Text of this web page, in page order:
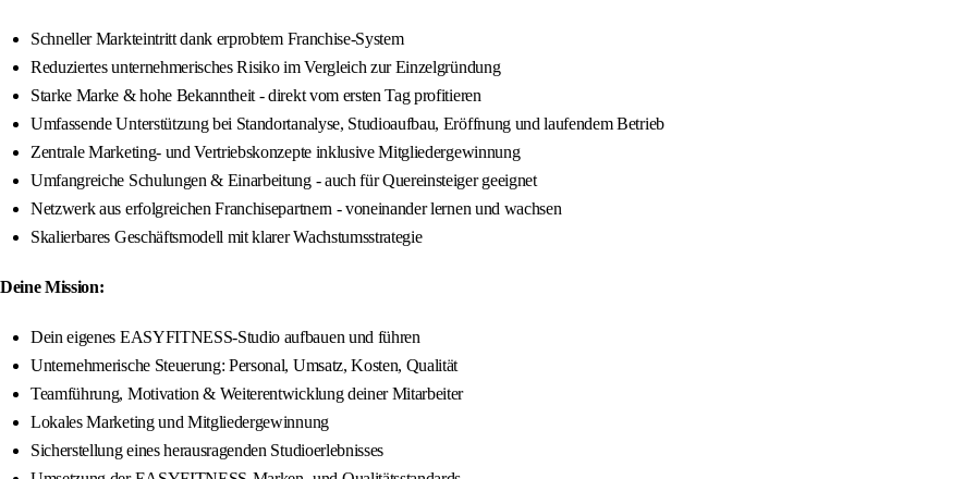
Schneller Markteintritt dank erprobtem Franchise-System
Reduziertes unternehmerisches Risiko im Vergleich zur Einzelgründung
Starke Marke & hohe Bekanntheit - direkt vom ersten Tag profitieren
Umfassende Unterstützung bei Standortanalyse, Studioaufbau, Eröffnung und laufendem Betrieb
Zentrale Marketing- und Vertriebskonzepte inklusive Mitgliedergewinnung
Umfangreiche Schulungen & Einarbeitung - auch für Quereinsteiger geeignet
Netzwerk aus erfolgreichen Franchisepartnern - voneinander lernen und wachsen
Skalierbares Geschäftsmodell mit klarer Wachstumsstrategie
Deine Mission:
Dein eigenes EASYFITNESS-Studio aufbauen und führen
Unternehmerische Steuerung: Personal, Umsatz, Kosten, Qualität
Teamführung, Motivation & Weiterentwicklung deiner Mitarbeiter
Lokales Marketing und Mitgliedergewinnung
Sicherstellung eines herausragenden Studioerlebnisses